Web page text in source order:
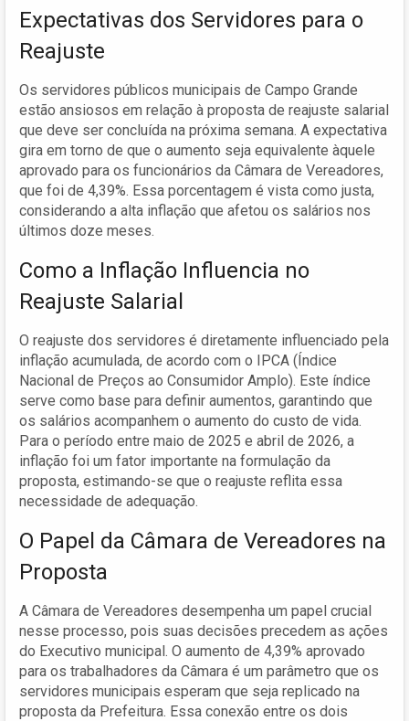
Expectativas dos Servidores para o
Reajuste
Os servidores públicos municipais de Campo Grande
estão ansiosos em relação à proposta de reajuste salarial
que deve ser concluída na próxima semana. A expectativa
gira em torno de que o aumento seja equivalente àquele
aprovado para os funcionários da Câmara de Vereadores,
que foi de 4,39%. Essa porcentagem é vista como justa,
considerando a alta inflação que afetou os salários nos
últimos doze meses.
Como a Inflação Influencia no
Reajuste Salarial
O reajuste dos servidores é diretamente influenciado pela
inflação acumulada, de acordo com o IPCA (Índice
Nacional de Preços ao Consumidor Amplo). Este índice
serve como base para definir aumentos, garantindo que
os salários acompanhem o aumento do custo de vida.
Para o período entre maio de 2025 e abril de 2026, a
inflação foi um fator importante na formulação da
proposta, estimando-se que o reajuste reflita essa
necessidade de adequação.
O Papel da Câmara de Vereadores na
Proposta
A Câmara de Vereadores desempenha um papel crucial
nesse processo, pois suas decisões precedem as ações
do Executivo municipal. O aumento de 4,39% aprovado
para os trabalhadores da Câmara é um parâmetro que os
servidores municipais esperam que seja replicado na
proposta da Prefeitura. Essa conexão entre os dois